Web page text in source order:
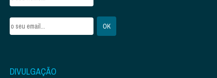
DIVULGAÇÃO